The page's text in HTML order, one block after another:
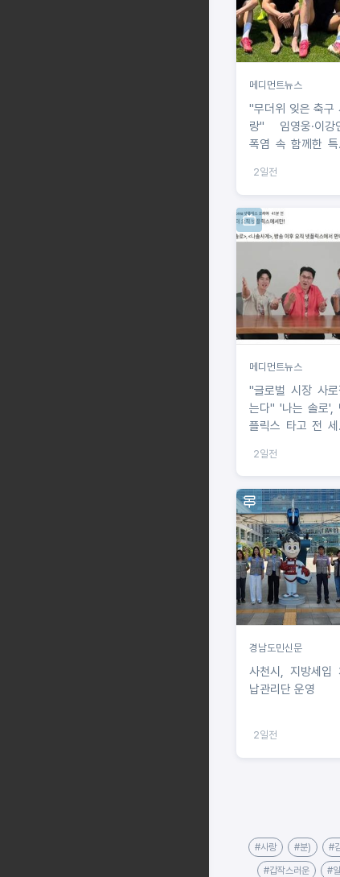
메디먼트뉴스
"무더위 잊은 축구
랑" 임영웅·이강
폭염 속 함께한 특
2일전
메디먼트뉴스
"글로벌 시장 사
는다" '나는 솔로',
플릭스 타고 전 세
2일전
경남도민신문
사천시, 지방세입
납관리단 운영
2일전
#사랑 #분) #
#갑작스러운 #